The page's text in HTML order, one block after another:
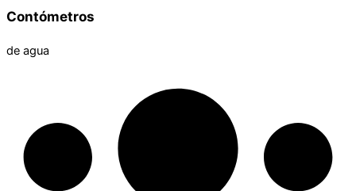
Contómetros
de agua